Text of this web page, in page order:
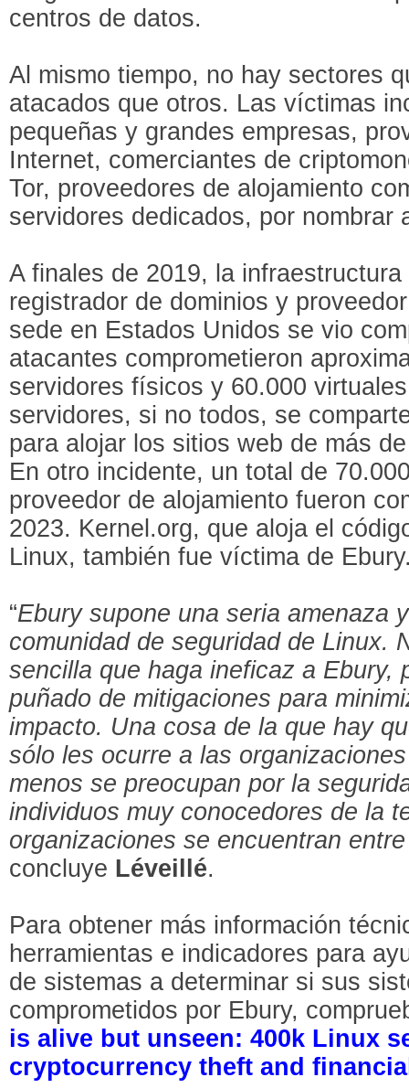
centros de datos.
Al mismo tiempo, no hay sectores
atacados que otros. Las víctimas
pequeñas y grandes empresas,
Internet, comerciantes de
Tor, proveedores de alojamiento
servidores dedicados, por nombrar
A finales de 2019, la
registrador de dominios y
sede en Estados Unidos se vio
atacantes comprometieron
servidores físicos y 60.000
servidores, si no todos, se
para alojar los sitios web de más
En otro incidente, un total de
proveedor de alojamiento fueron
2023. Kernel.org, que aloja el
Linux, también fue víctima de
“Ebury supone una seria amenaza
comunidad de seguridad de Linux.
sencilla que haga ineficaz a Ebury,
puñado de mitigaciones para
impacto. Una cosa de la que hay
sólo les ocurre a las
menos se preocupan por la
individuos muy conocedores de la
organizaciones se encuentran
concluye Léveillé.
Para obtener más información
herramientas e indicadores para
de sistemas a determinar si sus
comprometidos por Ebury,
is alive but unseen: 400k Linux
cryptocurrency theft and